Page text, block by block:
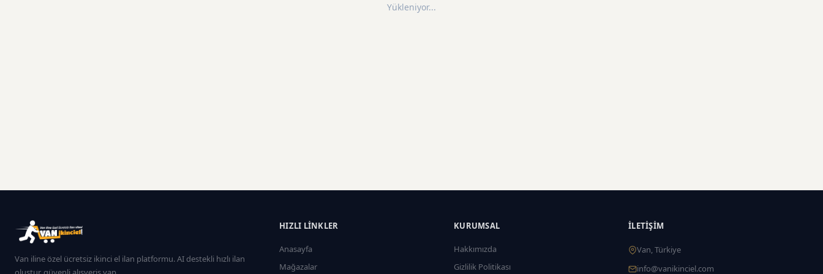
Yükleniyor...
Van iline özel ücretsiz ikinci el ilan platformu. AI destekli hızlı ilan
HIZLI LINKLER
Anasayfa
Mağazalar
KURUMSAL
Hakkımızda
Gizlilik Politikası
İLETIŞIM
Van, Türkiye
info@vanikinciel.com